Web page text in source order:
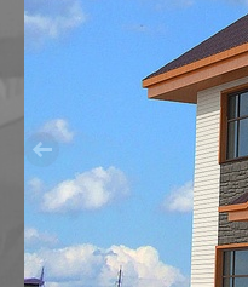
МАГАЗИН ОБУВИ
ОБЩЕСТВЕННЫЙ
РЕКОНСТРУКЦИЯ
РЕКОНСТРУКЦИЯ